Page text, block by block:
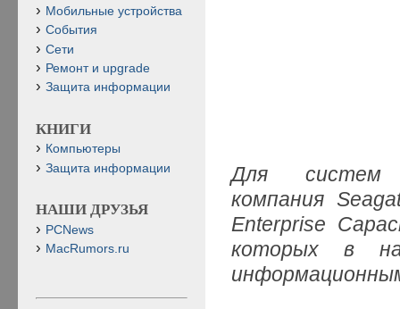
Для систем
компания
Enterprise
которых в
Мобильные устройства
События
Сети
Ремонт и upgrade
Защита информации
КНИГИ
Компьютеры
Защита информации
НАШИ ДРУЗЬЯ
PCNews
MacRumors.ru